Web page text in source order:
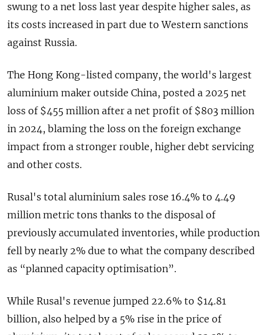
swung to a net loss last year despite higher sales, as
its costs increased in part due to Western sanctions
against Russia.
The Hong Kong-listed company, the world's largest
aluminium maker outside China, posted a 2025 net
loss ​of $455 million after a net profit of $803 ​million
in 2024, blaming the ​loss on the ⁠foreign exchange
impact from a stronger rouble, higher debt servicing
and other costs.
Rusal's ‌total aluminium sales rose 16.4% to 4.49
million metric ‌tons thanks to the disposal of
previously accumulated inventories, while production
fell by nearly 2% due to what ​the company described
as “planned capacity optimisation”.
While Rusal's revenue jumped 22.6% to $14.81
billion, also helped by a ‌5% rise in the price of